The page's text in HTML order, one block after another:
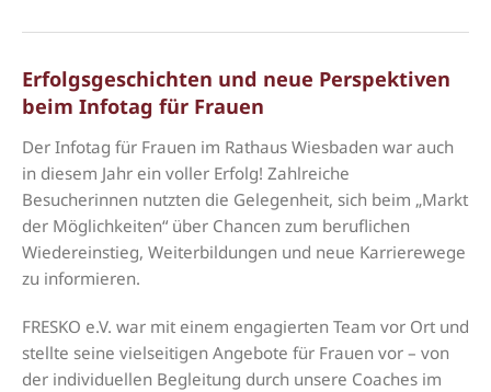
Erfolgsgeschichten und neue Perspektiven
beim Infotag für Frauen
Der Infotag für Frauen im Rathaus Wiesbaden war auch
in diesem Jahr ein voller Erfolg! Zahlreiche
Besucherinnen nutzten die Gelegenheit, sich beim „Markt
der Möglichkeiten“ über Chancen zum beruflichen
Wiedereinstieg, Weiterbildungen und neue Karrierewege
zu informieren.
FRESKO e.V. war mit einem engagierten Team vor Ort und
stellte seine vielseitigen Angebote für Frauen vor – von
der individuellen Begleitung durch unsere Coaches im